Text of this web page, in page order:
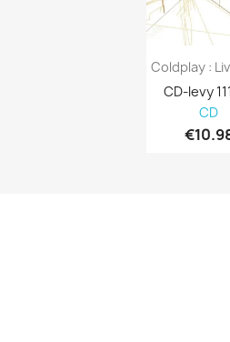
CD-levy
CD